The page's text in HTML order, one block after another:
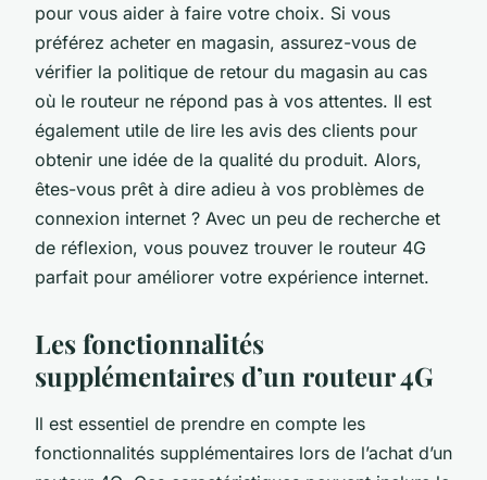
pour vous aider à faire votre choix. Si vous
préférez acheter en magasin, assurez-vous de
vérifier la politique de retour du magasin au cas
où le routeur ne répond pas à vos attentes. Il est
également utile de lire les avis des clients pour
obtenir une idée de la qualité du produit. Alors,
êtes-vous prêt à dire adieu à vos problèmes de
connexion internet ? Avec un peu de recherche et
de réflexion, vous pouvez trouver le routeur 4G
parfait pour améliorer votre expérience internet.
Les fonctionnalités
supplémentaires d’un routeur 4G
Il est essentiel de prendre en compte les
fonctionnalités supplémentaires lors de l’achat d’un